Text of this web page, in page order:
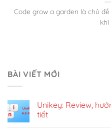
Code grow a garden là chủ
khi
BÀI VIẾT MỚI
Unikey: Review,
tiết